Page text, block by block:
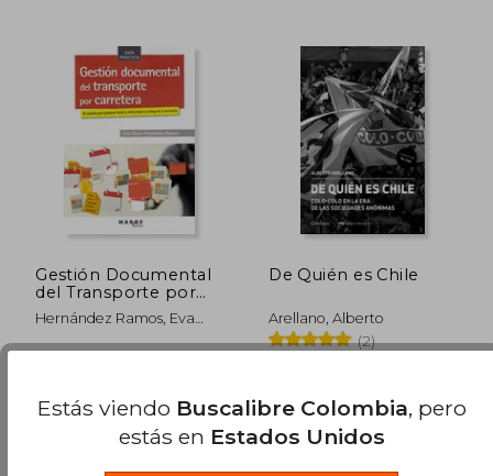
45%
dcto. $ 66.722
45%
dcto.
$
$
Gestión Documental
del Transporte por
Carretera: 55 Modelos
Para Gestionar Desde
la Oferta Hasta la
(Biblioteca de
Logística)
Hernández Ramos, Eva
Nuevo
De Quién es Chile
Arellano, Alberto
(2)
Estás viendo Buscalibre Colombia, pero
estás en Estados Unidos